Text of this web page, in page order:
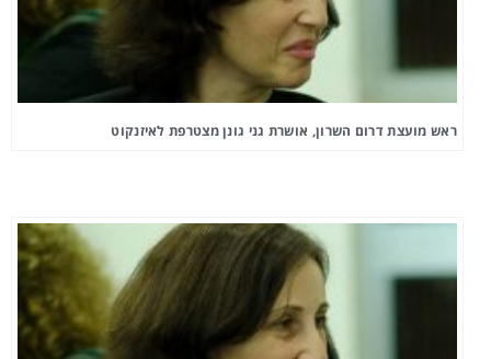
ראש מועצת דרום השרון, אושרת גני גונן מצטרפת לאיזנקוט